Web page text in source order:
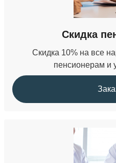
Скидка
Скидка 10% на все
пенсионерам и